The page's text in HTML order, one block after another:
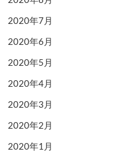
2020年7月
2020年6月
2020年5月
2020年4月
2020年3月
2020年2月
2020年1月